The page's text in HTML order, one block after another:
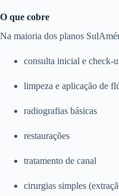
O que cobre
Na maioria dos planos
consulta inicial e check-
limpeza e aplicação de
radiografias básicas
restaurações
tratamento de canal
cirurgias simples